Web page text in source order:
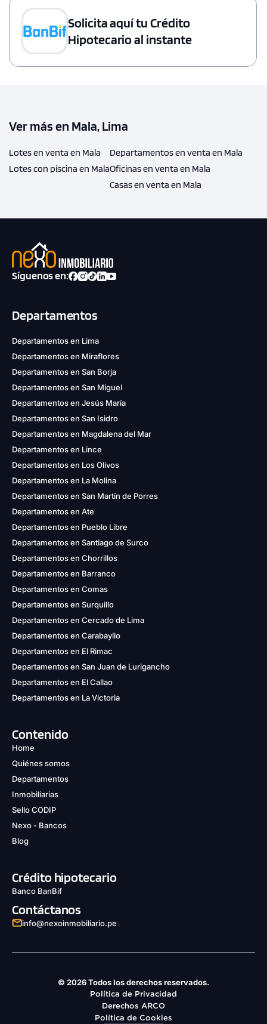
Solicita aquí tu Crédito
Hipotecario al instante
Ver más en Mala, Lima
Lotes en venta en Mala
Lotes con piscina en Mala
Departamentos en venta en Mala
Oficinas en venta en Mala
Casas en venta en Mala
Síguenos en:
Departamentos
Departamentos en Lima
Departamentos en Miraflores
Departamentos en San Borja
Departamentos en San Miguel
Departamentos en Jesús María
Departamentos en San Isidro
Departamentos en Magdalena del Mar
Departamentos en Lince
Departamentos en Los Olivos
Departamentos en La Molina
Departamentos en San Martín de Porres
Departamentos en Ate
Departamentos en Pueblo Libre
Departamentos en Santiago de Surco
Departamentos en Chorrillos
Departamentos en Barranco
Departamentos en Comas
Departamentos en Surquillo
Departamentos en Cercado de Lima
Departamentos en Carabayllo
Departamentos en El Rimac
Departamentos en San Juan de Lurigancho
Departamentos en El Callao
Departamentos en La Victoria
Contenido
Home
Quiénes somos
Departamentos
Inmobiliarias
Sello CODIP
Nexo - Bancos
Blog
Crédito hipotecario
Banco BanBif
Contáctanos
info@nexoinmobiliario.pe
© 2026 Todos los derechos reservados.
Política de Privacidad
Derechos ARCO
Política de Cookies